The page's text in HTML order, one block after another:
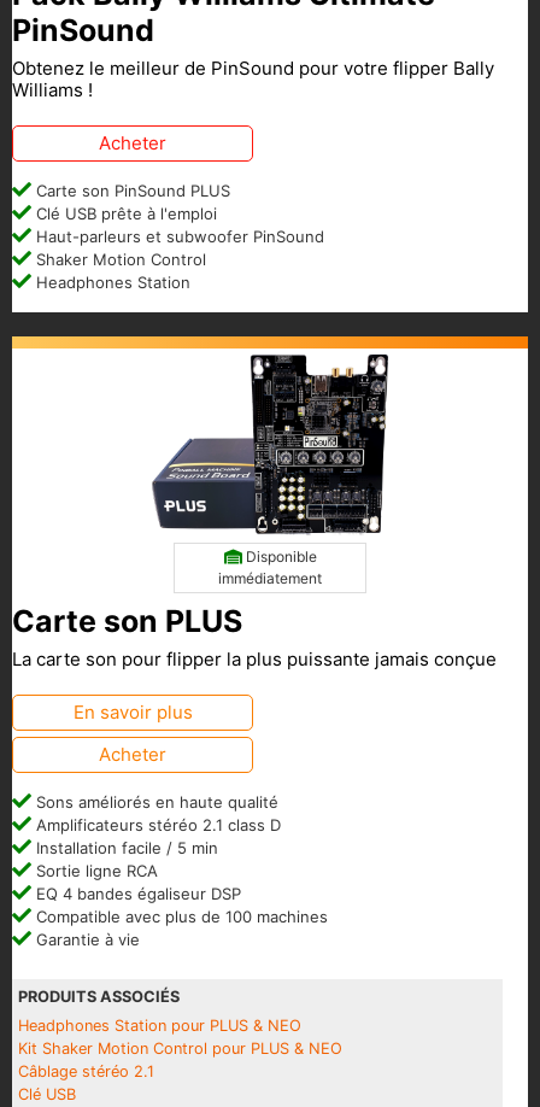
PinSound
Obtenez le meilleur de PinSound pour votre flipper Bally
Williams !
Acheter
Carte son PinSound PLUS
Clé USB prête à l'emploi
Haut-parleurs et subwoofer PinSound
Shaker Motion Control
Headphones Station
Disponible
immédiatement
Carte son PLUS
La carte son pour flipper la plus puissante jamais conçue
En savoir plus
Acheter
Sons améliorés en haute qualité
Amplificateurs stéréo 2.1 class D
Installation facile / 5 min
Sortie ligne RCA
EQ 4 bandes égaliseur DSP
Compatible avec plus de 100 machines
Garantie à vie
PRODUITS ASSOCIÉS
Headphones Station pour PLUS & NEO
Kit Shaker Motion Control pour PLUS & NEO
Câblage stéréo 2.1
Clé USB